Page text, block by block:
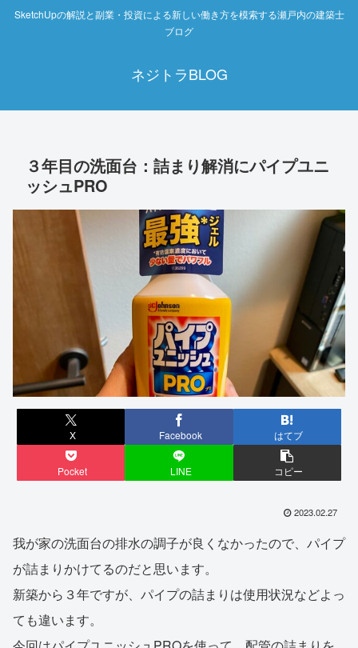
SketchUpの解説と副業・投資による新しい働き方を模索する瀬戸内の建築士
ブログ
ネジトラBLOG
３年目の洗面台：詰まり解消にパイプユニ
ッシュPRO
X Facebook はてブ
Pocket LINE コピー
2023.02.27
我が家の洗面台の排水の調子が良くなかったので、パイプ
が詰まりかけてるのだと思います。
新築から３年ですが、パイプの詰まりは使用状況などよっ
ても違います。